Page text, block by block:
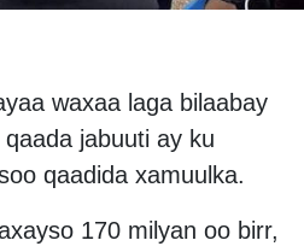
waxaa laga bilaabay
jabuuti ay ku
qaadida xamuulka.
170 milyan oo birr,